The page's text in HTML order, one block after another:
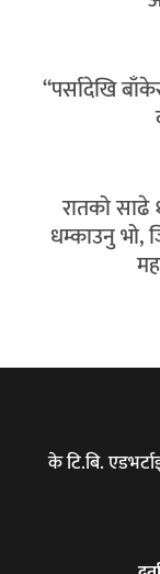
“पर्सादेखि
रातको साढे
धम्काउनु भो,
के टि.बि.